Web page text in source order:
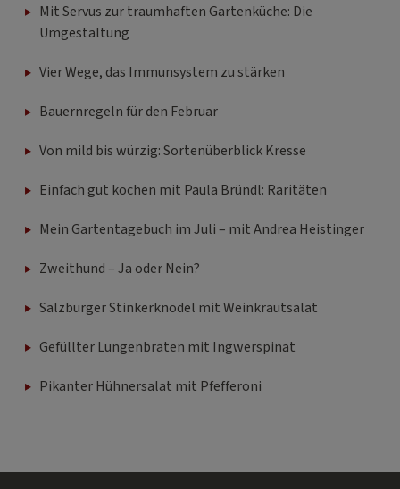
Mit Servus zur traumhaften Gartenküche: Die
Umgestaltung
Vier Wege, das Immunsystem zu stärken
Bauernregeln für den Februar
Von mild bis würzig: Sortenüberblick Kresse
Einfach gut kochen mit Paula Bründl: Raritäten
Mein Gartentagebuch im Juli – mit Andrea Heistinger
Zweithund – Ja oder Nein?
Salzburger Stinkerknödel mit Weinkrautsalat
Gefüllter Lungenbraten mit Ingwerspinat
Pikanter Hühnersalat mit Pfefferoni